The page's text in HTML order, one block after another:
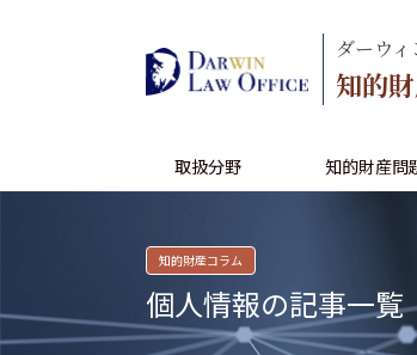
ダーウ
知的
取扱分野 知的財産問
知的財産コラム
個人情報の記事一覧